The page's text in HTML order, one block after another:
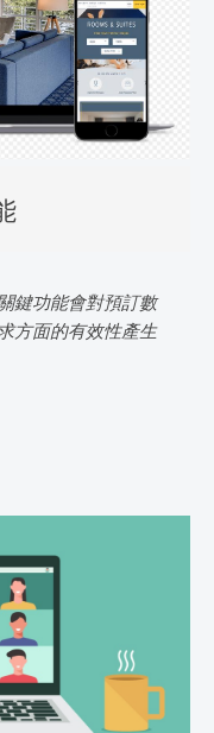
鍵功能會對預訂數
方面的有效性產生